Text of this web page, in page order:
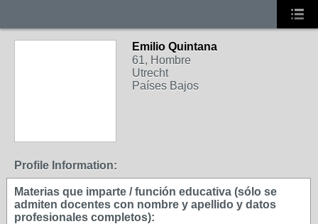
Emilio Quintana
61, Hombre
Utrecht
Países Bajos
Profile Information:
Materias que imparte / función educativa (sólo se
admiten docentes con nombre y apellido y datos
profesionales completos):